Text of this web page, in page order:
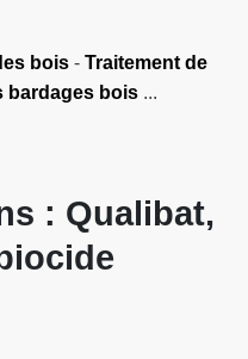
bois - Traitement de
bardages bois ...
: Qualibat,